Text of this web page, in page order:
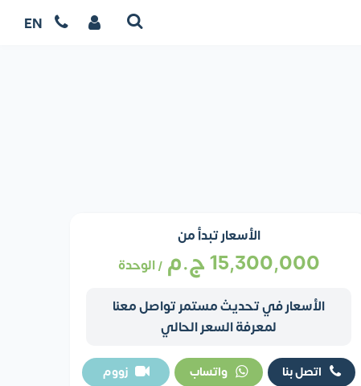
EN
الأسعار تبدأ من
15,300,000ج.م / الوحدة
الأسعار في تحديث مستمر تواصل معنا
لمعرفة السعر الحالي
اتصل بنا واتساب زووم